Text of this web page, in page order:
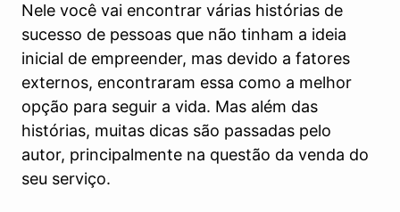
Nele você vai encontrar várias histórias de
sucesso de pessoas que não tinham a ideia
inicial de empreender, mas devido a fatores
externos, encontraram essa como a melhor
opção para seguir a vida. Mas além das
histórias, muitas dicas são passadas pelo
autor, principalmente na questão da venda do
seu serviço.